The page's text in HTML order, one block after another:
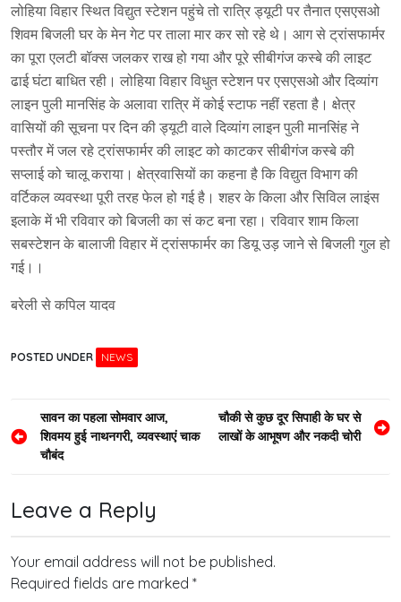
लोहिया विहार स्थित विद्युत स्टेशन पहुंचे तो रात्रि ड्यूटी पर तैनात एसएसओ
शिवम बिजली घर के मेन गेट पर ताला मार कर सो रहे थे। आग से ट्रांसफार्मर
का पूरा एलटी बॉक्स जलकर राख हो गया और पूरे सीबीगंज कस्बे की लाइट
ढाई घंटा बाधित रही। लोहिया विहार विधुत स्टेशन पर एसएसओ और दिव्यांग
लाइन पुली मानसिंह के अलावा रात्रि में कोई स्टाफ नहीं रहता है। क्षेत्र
वासियों की सूचना पर दिन की ड्यूटी वाले दिव्यांग लाइन पुली मानसिंह ने
पस्तौर में जल रहे ट्रांसफार्मर की लाइट को काटकर सीबीगंज कस्बे की
सप्लाई को चालू कराया। क्षेत्रवासियों का कहना है कि विद्युत विभाग की
वर्टिकल व्यवस्था पूरी तरह फेल हो गई है। शहर के किला और सिविल लाइंस
इलाके में भी रविवार को बिजली का सं कट बना रहा। रविवार शाम किला
सबस्टेशन के बालाजी विहार में ट्रांसफार्मर का डियू उड़ जाने से बिजली गुल हो
गई।।
बरेली से कपिल यादव
POSTED UNDER NEWS
Post
navigation
सावन का पहला सोमवार आज,
शिवमय हुई नाथनगरी, व्यवस्थाएं चाक
चौबंद
चौकी से कुछ दूर सिपाही के घर से
लाखों के आभूषण और नकदी चोरी
Leave a Reply
Your email address will not be published.
Required fields are marked *